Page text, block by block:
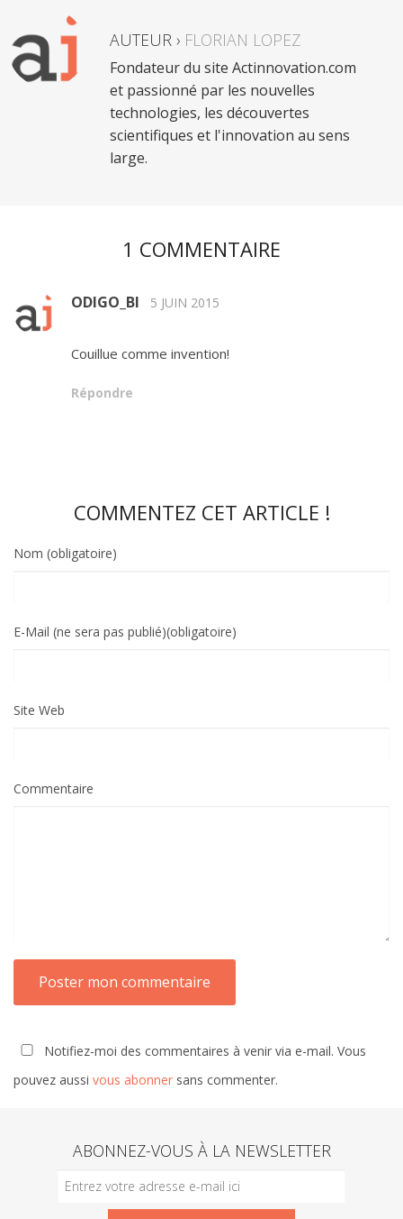
AUTEUR › FLORIAN LOPEZ
Fondateur du site Actinnovation.com
et passionné par les nouvelles
technologies, les découvertes
scientifiques et l'innovation au sens
large.
1 COMMENTAIRE
ODIGO_BI 5 JUIN 2015
Couillue comme invention!
Répondre
COMMENTEZ CET ARTICLE !
Nom (obligatoire)
E-Mail (ne sera pas publié)(obligatoire)
Site Web
Commentaire
Notifiez-moi des commentaires à venir via e-mail. Vous
pouvez aussi vous abonner sans commenter.
ABONNEZ-VOUS À LA NEWSLETTER